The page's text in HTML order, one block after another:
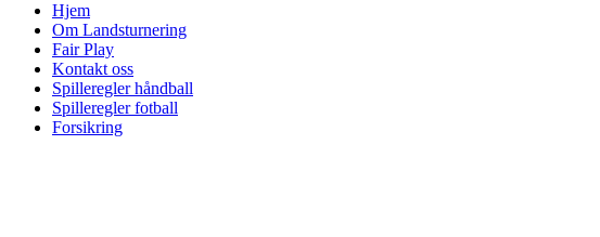
Hjem
Om Landsturnering
Fair Play
Kontakt oss
Spilleregler håndball
Spilleregler fotball
Forsikring